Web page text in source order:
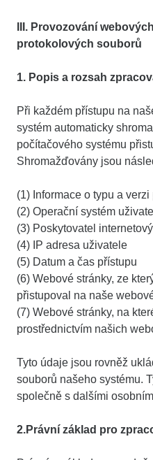
III. Provozování
protokolových souborů
1. Popis a rozsah
Při každém přístupu na
systém automaticky
počítačového systému
Shromažďovány jsou
(1) Informace o typu a
(2) Operační systém
(3) Poskytovatel
(4) IP adresa uživatele
(5) Datum a čas přístupu
(6) Webové stránky, ze
přistupoval na naše
(7) Webové stránky, na
prostřednictvím našich
Tyto údaje jsou rovněž
souborů našeho systému.
společně s dalšími
2.Právní základ pro